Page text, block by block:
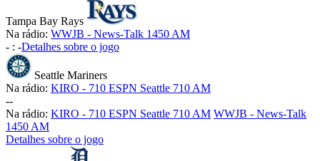
Tampa Bay Rays
Na rádio: WWJB - News-Talk 1450 AM
- : -Detalhes sobre o jogo
Seattle Mariners
Na rádio: KIRO - 710 ESPN Seattle 710 AM
--
Na rádio: KIRO - 710 ESPN Seattle 710 AM WWJB - News-Talk
1450 AM
Detalhes sobre o jogo